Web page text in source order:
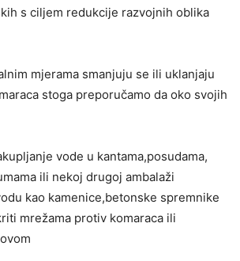
s ciljem redukcije razvojnih oblika
mjerama smanjuju se ili uklanjaju
stoga preporučamo da oko svojih
vode u kantama,posudama,
ili nekoj drugoj ambalaži
kao kamenice,betonske spremnike
mrežama protiv komaraca ili